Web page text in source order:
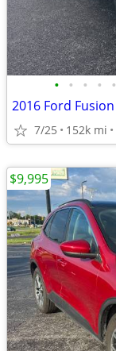
• • • • •
7/25 152k mi
$9,995